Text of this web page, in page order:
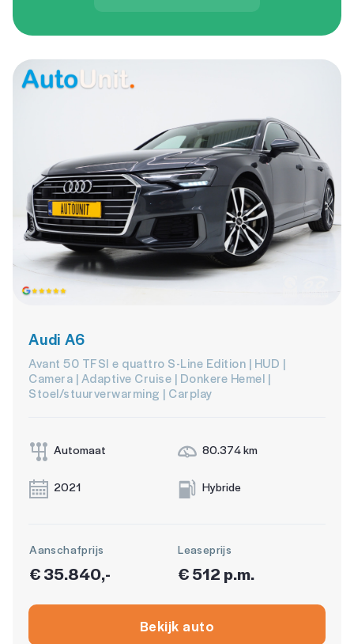
Audi A6
Avant 50 TFSI e quattro S-Line Edition | HUD |
Camera | Adaptive Cruise | Donkere Hemel |
Stoel/stuurverwarming | Carplay
Automaat 80.374 km
2021 Hybride
Aanschafprijs
€ 35.840,-
Leaseprijs
€ 512 p.m.
Bekijk auto